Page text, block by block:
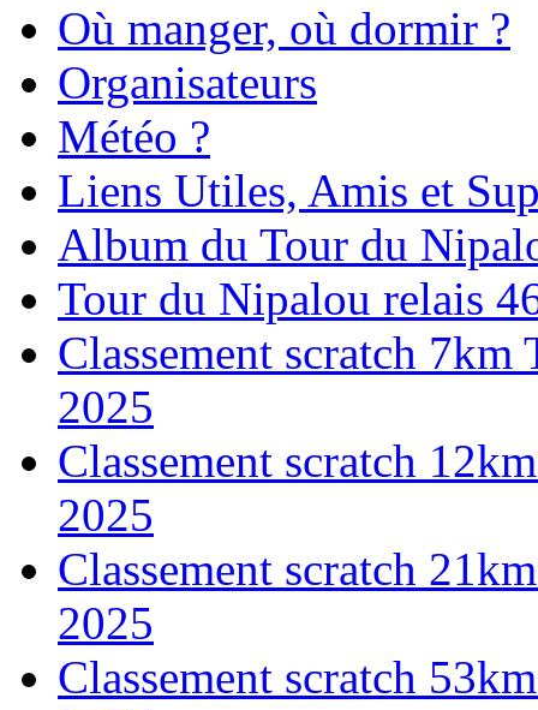
Où manger, où dormir ?
Organisateurs
Météo ?
Liens Utiles, Amis et
Album du Tour du
Tour du Nipalou relais
Classement scratch
2025
Classement scratch
2025
Classement scratch
2025
Classement scratch